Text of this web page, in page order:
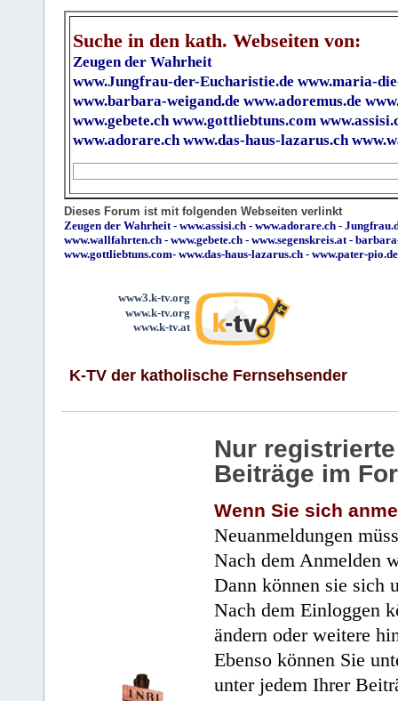
Suche in den kath. Webseiten von:
Zeugen der Wahrheit
www.Jungfrau-der-Eucharistie.de www.maria-
www.barbara-weigand.de www.adoremus.de
www.gebete.ch www.gottliebtuns.com
www.adorare.ch www.das-haus-lazarus.ch
Dieses Forum ist mit folgenden Webseiten verlinkt
Zeugen der Wahrheit- www.assisi.ch - www.adorare.ch -
www.wallfahrten.ch - www.gebete.ch - www.segenskreis.at-
www.gottliebtuns.com- www.das-haus-lazarus.ch - www.pater-pio.de
www3.k-tv.org
www.k-tv.org
www.k-tv.at
K-TV der katholische Fernsehsender
Nur
Beiträge im
Wenn Sie sich
Neuanmeldungen
Nach dem Anmelden
Dann können sie sich
Nach dem Einloggen
ändern oder weitere
Ebenso können Sie
unter jedem Ihrer